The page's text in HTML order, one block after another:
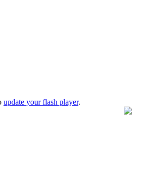
update your flash player.